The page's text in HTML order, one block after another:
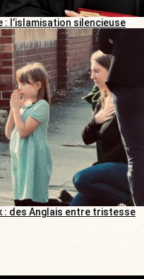
: l’islamisation silencieuse
: des Anglais entre tristesse